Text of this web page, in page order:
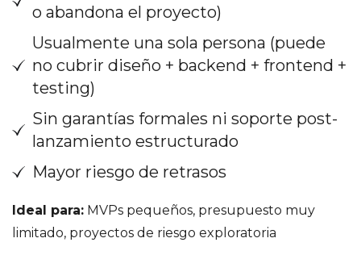
o abandona el proyecto)
Usualmente una sola persona (puede
no cubrir diseño + backend + frontend +
testing)
Sin garantías formales ni soporte post-
lanzamiento estructurado
Mayor riesgo de retrasos
Ideal para: MVPs pequeños, presupuesto muy
limitado, proyectos de riesgo exploratoria